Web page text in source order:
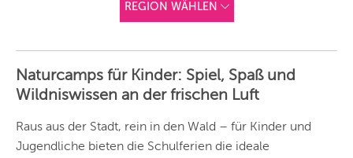
REGION WÄHLEN
Vorschlag basierend
auf deinem Standort
Hier findest du vor
Angebote und
unserer Städte.
Naturcamps für Kinder: Spiel, Spaß und
Wildniswissen an der frischen Luft
Raus aus der Stadt, rein in den Wald – für Kinder und
Jugendliche bieten die Schulferien die ideale